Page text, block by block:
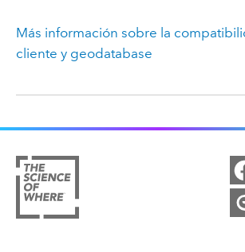
Más información sobre la
cliente y geodatabase